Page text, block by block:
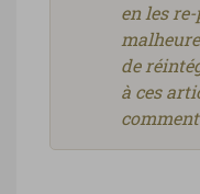
en les
de
à ces